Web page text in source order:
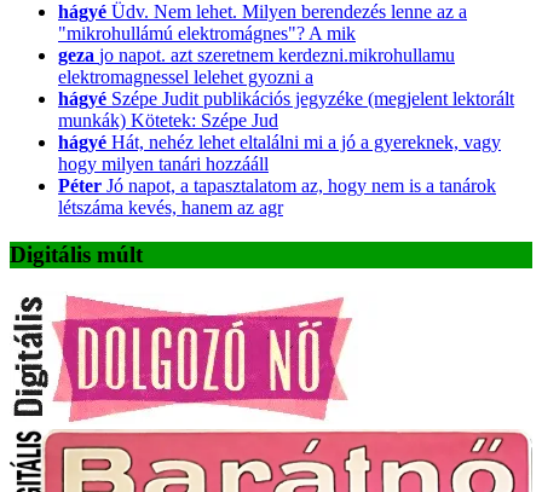
hágyé Üdv. Nem lehet. Milyen berendezés lenne az a
"mikrohullámú elektromágnes"? A mik
geza jo napot. azt szeretnem kerdezni.mikrohullamu
elektromagnessel lelehet gyozni a
hágyé Szépe Judit publikációs jegyzéke (megjelent lektorált
munkák) Kötetek: Szépe Jud
hágyé Hát, nehéz lehet eltalálni mi a jó a gyereknek, vagy
hogy milyen tanári hozzááll
Péter Jó napot, a tapasztalatom az, hogy nem is a tanárok
létszáma kevés, hanem az agr
Digitális múlt